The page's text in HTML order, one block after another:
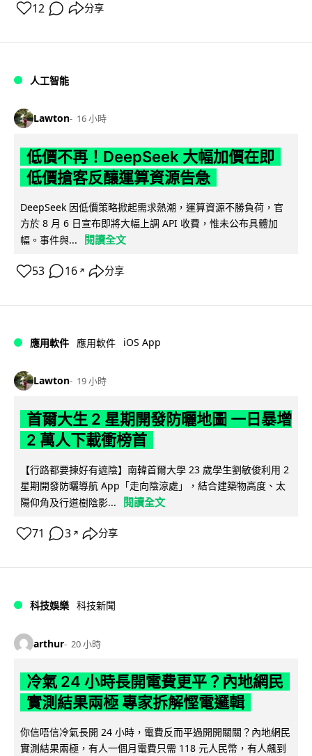
12 分享
人工智能
Lawton 16 小時
低價不再！DeepSeek 大幅加價在即
低價搶客反釀運算資源告急
DeepSeek 因低價策略掀起需求熱潮，運算資源不勝負荷，官
方於 8 月 6 日宣布即將大幅上調 API 收費，惟未公布具體加
幅。事件與...
閱讀全文
53 16 ↗ 分享
應用軟件 應用軟件 iOS App
Lawton 19 小時
首爾大生 2 星期開發防曬地圖 一日暴增
2 萬人下載衝榜首
【行路都要揀好有遮陰】南韓首爾大學 23 歲學生劉敏俊利用 2
星期開發防曬導航 App「走向陰涼處」，結合建築物高度、太
陽仰角及行道樹陰影...
閱讀全文
71 3 ↗ 分享
科技娛樂 科技新聞
arthur 20 小時
冷氣 24 小時長開電費更平？內地網民
實測結果兩極 專家拆解慳電邏輯
你信唔信冷氣長開 24 小時，電費反而平過開開關關？內地網民
實測結果兩極，有人一個月電費只需 118 元人民幣，有人飆到